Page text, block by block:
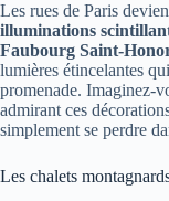
Les rues de Paris
illuminations
Faubourg Saint-
lumières étincelantes
promenade. Imaginez-
admirant ces
simplement se perdre
Les chalets